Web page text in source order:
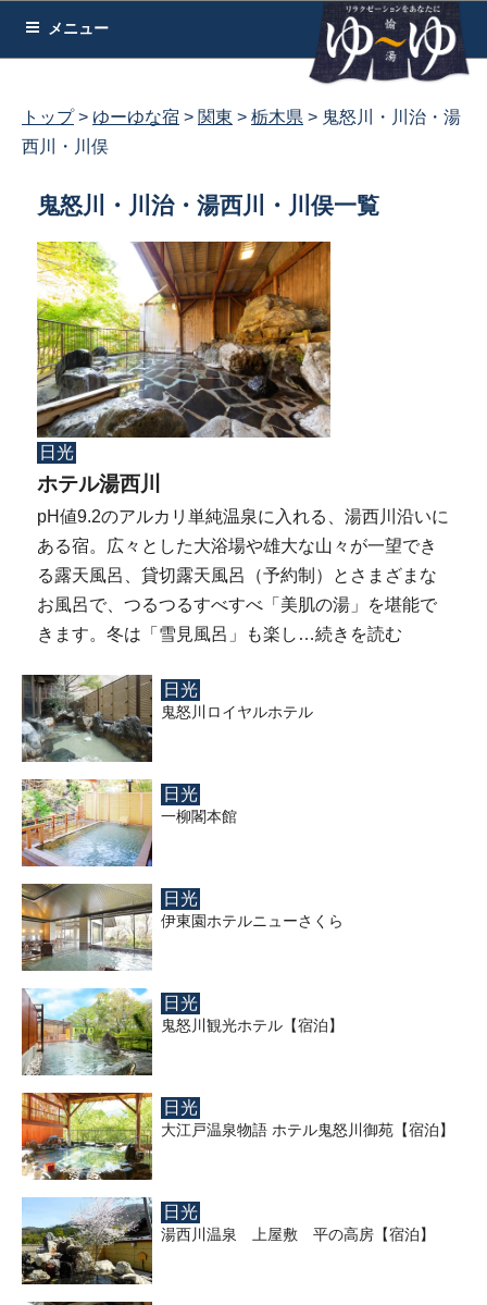
メニュー
トップ ゆーゆな宿 関東 栃木県
鬼怒川・川治・湯
西川・川俣
鬼怒川・川治・湯西川・川俣一覧
日光
ホテル湯西川
pH値9.2のアルカリ単純温泉に入れる、湯西川沿いに
ある宿。広々とした大浴場や雄大な山々が一望でき
る露天風呂、貸切露天風呂（予約制）とさまざまな
お風呂で、つるつるすべすべ「美肌の湯」を堪能で
きます。冬は「雪見風呂」も楽し…続きを読む
日光
鬼怒川ロイヤルホテル
日光
一柳閣本館
日光
伊東園ホテルニューさくら
日光
鬼怒川観光ホテル【宿泊】
日光
大江戸温泉物語 ホテル鬼怒川御苑【宿泊】
日光
湯西川温泉 上屋敷 平の高房【宿泊】